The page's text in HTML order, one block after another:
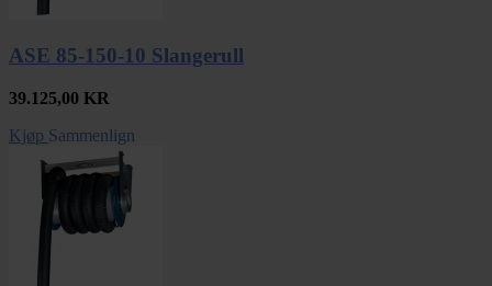
ASE 85-150-10 Slangerull
39.125,00 KR
Kjøp Sammenlign